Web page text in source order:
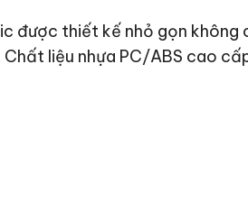
được thiết kế nhỏ gọn không
Chất liệu nhựa PC/ABS cao